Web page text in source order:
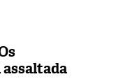
assaltada